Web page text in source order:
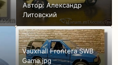
Автор: Александр
Литовский
Vauxhall Frontera SWB
Gama.jpg